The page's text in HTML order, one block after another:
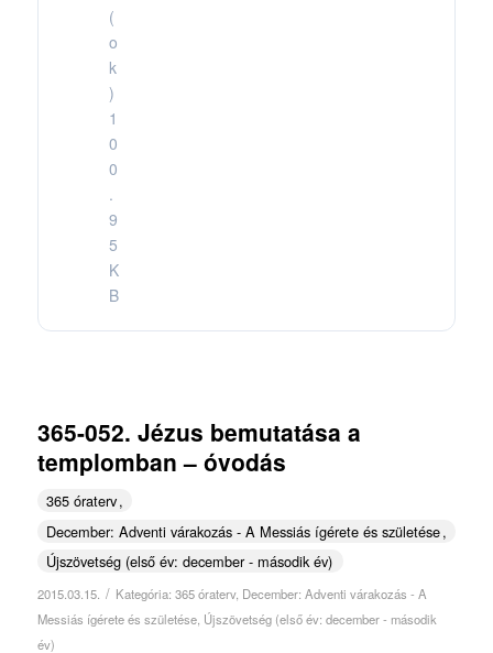
(
o
k
)
1
0
0
.
9
5
K
B
365-052. Jézus bemutatása a
templomban – óvodás
365 óraterv
December: Adventi várakozás - A Messiás ígérete és születése
Újszövetség (első év: december - második év)
2015.03.15. / Kategória: 365 óraterv, December: Adventi várakozás - A
Messiás ígérete és születése, Újszövetség (első év: december - második
év)